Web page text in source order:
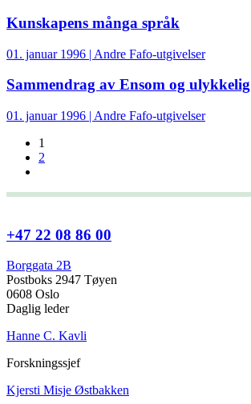
Kunskapens många språk
01. januar 1996 | Andre Fafo-utgivelser
Sammendrag av Ensom og ulykkelig
01. januar 1996 | Andre Fafo-utgivelser
1
2
+47 22 08 86 00
Borggata 2B
Postboks 2947 Tøyen
0608 Oslo
Daglig leder
Hanne C. Kavli
Forskningssjef
Kjersti Misje Østbakken